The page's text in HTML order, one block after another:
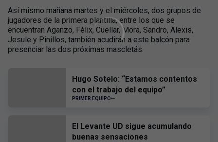
Así mismo mañana martes y el miércoles, dos grupos de
jugadores de la primera plantilla, entre los que se
encuentran Aganzo, Félix, Cuellar, Mora, Sandro, Alexis,
Jesule y Pinillos, también acudirán a este balcón para
presenciar las dos próximas mascletás.
Hugo Sotelo: “Estamos contentos
con el trabajo del equipo”
PRIMER EQUIPO
El Levante UD sigue acumulando
buenas sensaciones